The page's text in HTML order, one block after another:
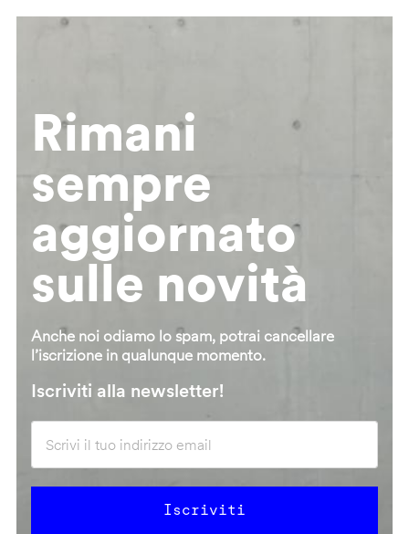
Rimani
sempre
aggiornato
sulle novità
Anche noi odiamo lo spam, potrai cancellare
l’iscrizione in qualunque momento.
Iscriviti alla newsletter!